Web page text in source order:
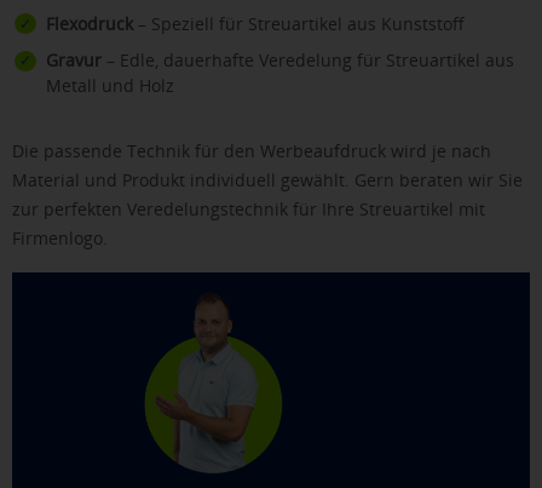
Flexodruck – Speziell für Streuartikel aus Kunststoff
Gravur – Edle, dauerhafte Veredelung für Streuartikel aus
Metall und Holz
Die passende Technik für den Werbeaufdruck wird je nach
Material und Produkt individuell gewählt. Gern beraten wir Sie
zur perfekten Veredelungstechnik für Ihre Streuartikel mit
Firmenlogo.